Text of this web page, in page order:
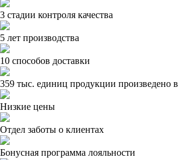
3 стадии контроля качества
5 лет производства
10 способов доставки
359 тыс. единиц продукции произведено в
Низкие цены
Отдел заботы о клиентах
Бонусная программа лояльности